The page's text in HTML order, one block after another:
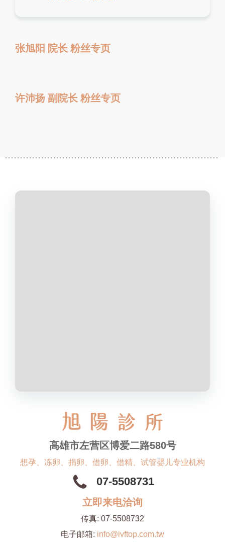
张旭阳 院长 粉丝专页
许沛扬 副院长 粉丝专页
高雄市左营区博爱二路580号
想孕、冻卵、捐卵、借卵、借精、试管婴儿专业机构
07-5508731
立即来电洽询
传真: 07-5508732
电子邮箱: info@ivftop.com.tw